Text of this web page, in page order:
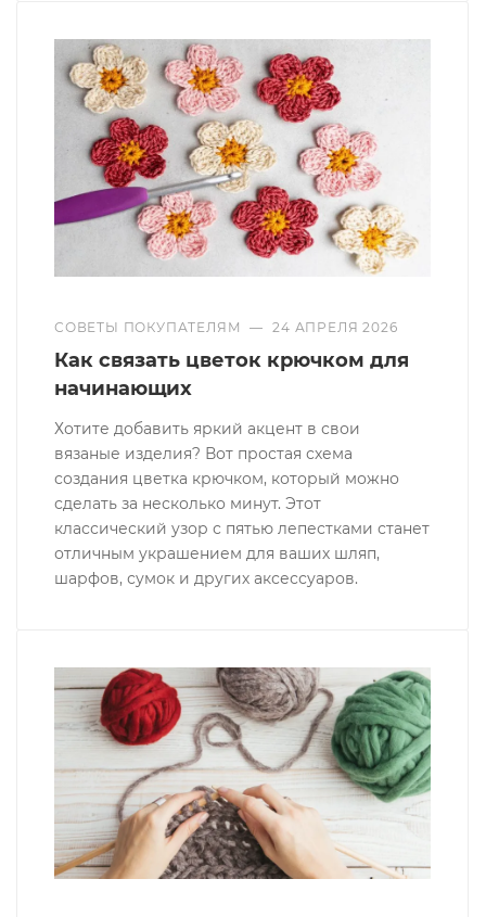
СОВЕТЫ ПОКУПАТЕЛЯМ — 24 АПРЕЛЯ 2026
Как связать цветок крючком для
начинающих
Хотите добавить яркий акцент в свои
вязаные изделия? Вот простая схема
создания цветка крючком, который можно
сделать за несколько минут. Этот
классический узор с пятью лепестками станет
отличным украшением для ваших шляп,
шарфов, сумок и других аксессуаров.